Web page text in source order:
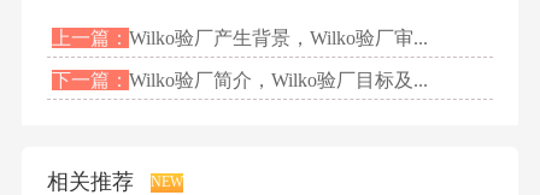
上一篇：Wilko验厂产生背景，Wilko验厂审...
下一篇：Wilko验厂简介，Wilko验厂目标及...
相关推荐 NEW